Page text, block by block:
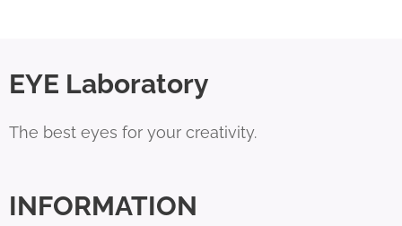
EYE Laboratory
The best eyes for your creativity.
INFORMATION